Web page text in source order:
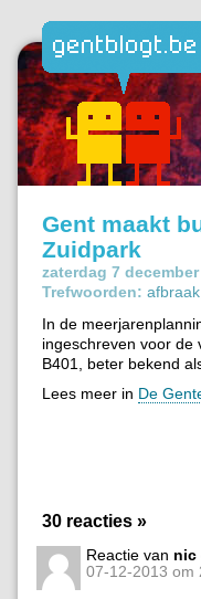
Gent maakt
Zuidpark
zaterdag 7
Trefwoorden: afbraak
In de
ingeschreven voor de
B401, beter bekend
Lees meer in De
30 reacties »
Reactie van nic
07-12-2013 om